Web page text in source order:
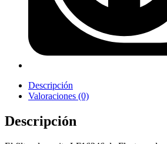
Descripción
Valoraciones (0)
Descripción